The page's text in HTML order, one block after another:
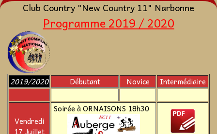
Club Country "New Country 11" Narbonne
Programme2019 / 2020
2019/2020 Débutant Novice Intermédiaire
Vendredi
17 Juillet
Soirée à ORNAISONS 18h30